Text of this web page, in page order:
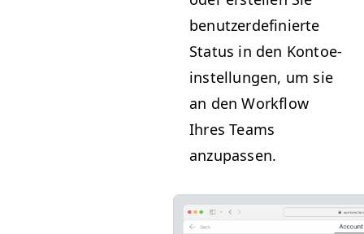
benutzerdefinierte
Sta­tus in den Kon­toe­
in­stel­lun­gen, um sie
an den Work­flow
Ihres Teams
anzupassen.